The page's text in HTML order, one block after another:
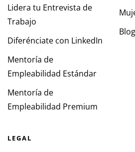
Lidera tu Entrevista de
Trabajo
Diferénciate con LinkedIn
Mentoría de
Empleabilidad Estándar
Mentoría de
Empleabilidad Premium
Blog
LEGAL